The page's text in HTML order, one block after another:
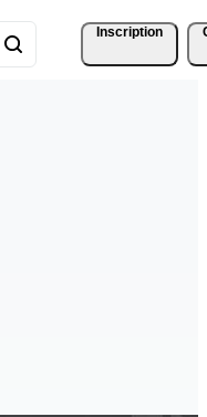
Inscription